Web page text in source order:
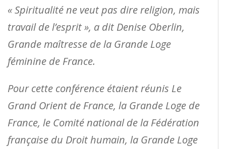
« Spiritualité ne veut pas dire religion, mais
travail de l’esprit », a dit Denise Oberlin,
Grande maîtresse de la Grande Loge
féminine de France.
Pour cette conférence étaient réunis Le
Grand Orient de France, la Grande Loge de
France, le Comité national de la Fédération
française du Droit humain, la Grande Loge